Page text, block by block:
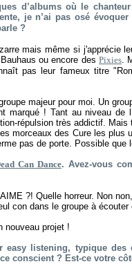
d’albums où le
je n’ai pas osé
?
mais même si j'apprécie
ou encore des Pixies.
pas leur fameux titre
majeur pour moi. Un
marqué ! Tant au niveau de
répulsion très addictif.
morceaux des Cure les plus
pas de porte. Possible
Can Dance. Avez-vous
?! Quelle horreur. Non
con dans le groupe à écouter
nouveau projet !
easy listening, typique
conscient ? Est-ce votre